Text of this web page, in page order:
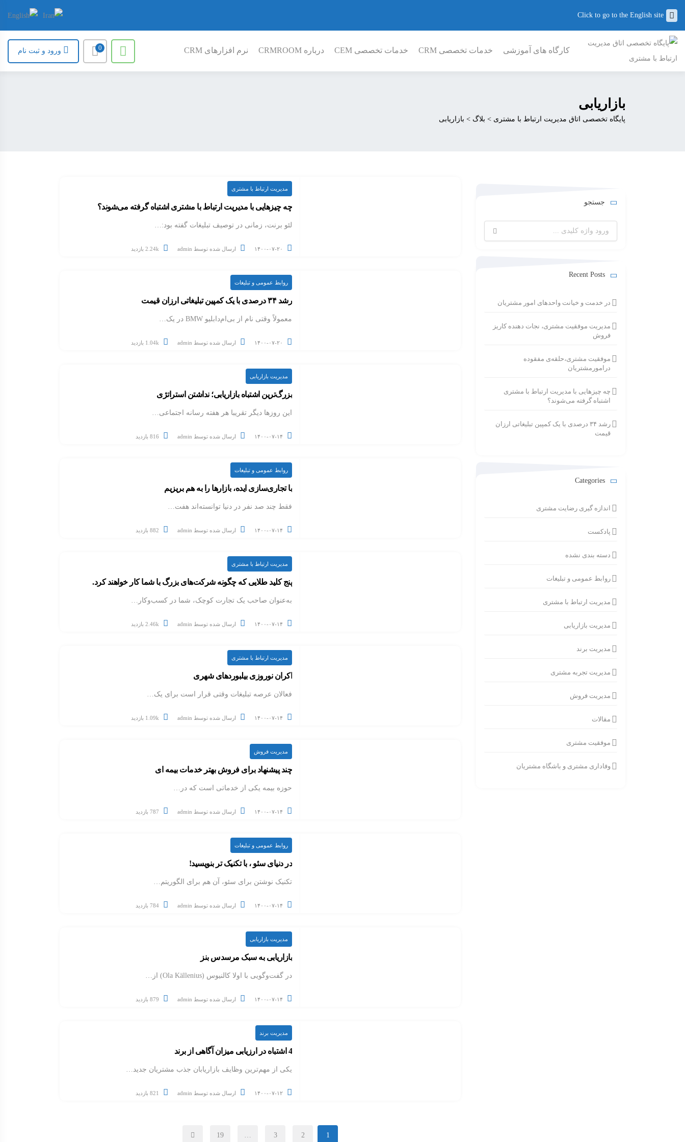
Click to go to the English site
کارگاه های آموزشی خدمات تخصصی CRM خدمات تخصصی CEM درباره CRMROOM نرم افزارهای CRM 0 ورود و ثبت نام
بازاریابی
پایگاه تخصصی اتاق مدیریت ارتباط با مشتری > بلاگ > بازاریابی
مدیریت ارتباط با مشتری
چه چیزهایی با مدیریت ارتباط با مشتری اشتباه گرفته می‌شوند؟
لئو برنت، زمانی در توصیف تبلیغات گفته بود:…
۱۴۰۰-۰۷-۲۰ ارسال شده توسط admin
روابط عمومی و تبلیغات
رشد ۳۴ درصدی با یک کمپین تبلیغاتی ارزان قیمت
معمولاً وقتی نام از بی‌ام‌دابلیو BMW در یک…
۱۴۰۰-۰۷-۲۰ ارسال شده توسط admin
مدیریت بازاریابی
بزرگ‌ترین اشتباه بازاریابی؛ نداشتن استراتژی
این روزها دیگر تقریبا هر هفته رسانه اجتماعی…
۱۴۰۰-۰۷-۱۴ ارسال شده توسط admin
روابط عمومی و تبلیغات
با تجاری‌سازی ایده، بازارها را به هم بریزیم
فقط چند صد نفر در دنیا توانسته‌اند هفت…
۱۴۰۰-۰۷-۱۴ ارسال شده توسط admin
مدیریت ارتباط با مشتری
پنج کلید طلایی که چگونه شرکت‌های بزرگ با شما کار خواهند کرد.
به‌عنوان صاحب یک تجارت کوچک، شما در کسب‌وکار…
۱۴۰۰-۰۷-۱۴ ارسال شده توسط admin
مدیریت ارتباط با مشتری
اکران نوروزی بیلبوردهای شهری
فعالان عرصه تبلیغات وقتی قرار است برای یک…
۱۴۰۰-۰۷-۱۴ ارسال شده توسط admin
مدیریت فروش
چند پیشنهاد برای فروش بهتر خدمات بیمه ای
حوزه بیمه یکی از خدماتی است که در…
۱۴۰۰-۰۷-۱۴ ارسال شده توسط admin
روابط عمومی و تبلیغات
در دنیای سئو ، با تکنیک تر بنویسید!
تکنیک نوشتن برای سئو، آن هم برای الگوریتم…
۱۴۰۰-۰۷-۱۴ ارسال شده توسط admin
مدیریت بازاریابی
بازاریابی به سبک مرسدس بنز
در گفت‌وگویی با اولا کالنیوس (Ola Källenius) از…
۱۴۰۰-۰۷-۱۴ ارسال شده توسط admin
مدیریت برند
4 اشتباه در ارزیابی میزان آگاهی از برند
یکی از مهم‌ترین وظایف بازاریابان جذب مشتریان جدید…
۱۴۰۰-۰۷-۱۲ ارسال شده توسط admin
1
2
3
…
19
جستجو
برای:
Recent Posts
در خدمت و خیانت واحدهای امور مشتریان
مدیریت موفقیت مشتری، نجات دهنده کاریز
فروش
موفقیت مشتری،حلقه‌ی مفقوده
درامورمشتریان
چه چیزهایی با مدیریت ارتباط با مشتری
اشتباه گرفته می‌شوند؟
رشد ۳۴ درصدی با یک کمپین تبلیغاتی ارزان
قیمت
Categories
اندازه گیری رضایت مشتری
پادکست
دسته بندی نشده
روابط عمومی و تبلیغات
مدیریت ارتباط با مشتری
مدیریت بازاریابی
مدیریت برند
مدیریت تجربه مشتری
مدیریت فروش
مقالات
موفقیت مشتری
وفاداری مشتری و باشگاه مشتریان